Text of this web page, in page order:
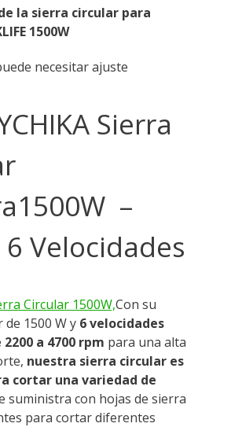
la sierra circular para
1500W
necesitar ajuste
Sierra
–
Velocidades
Con su
1500 W y 6 velocidades
a 4700 rpm para una alta
nuestra sierra circular es
cortar una variedad de
suministra con hojas de sierra
para cortar diferentes